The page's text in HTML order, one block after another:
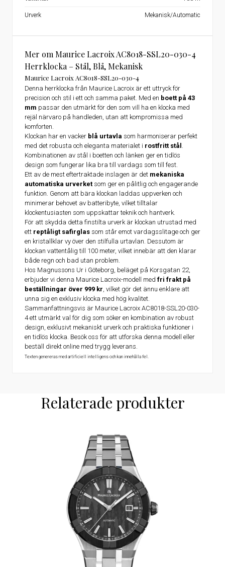
Mer om Maurice Lacroix AC8018-SSL20-030-4
Herrklocka – Stål, Blå, Mekanisk
Maurice Lacroix AC8018-SSL20-030-4
Denna herrklocka från Maurice Lacroix är ett uttryck för
precision och stil i ett och samma paket. Med en boett på 43
mm passar den utmärkt för den som vill ha en klocka med
rejäl närvaro på handleden, utan att kompromissa med
komforten.
Klockan har en vacker blå urtavla som harmoniserar perfekt
med det robusta och eleganta materialet i rostfritt stål .
Kombinationen av stål i boetten och länken ger en tidlös
design som fungerar lika bra till vardags som till fest.
Ett av de mest eftertraktade inslagen är det mekaniska
automatiska urverket som ger en pålitlig och engagerande
funktion. Genom att bära klockan laddas uppverken och
minimerar behovet av batteribyte, vilket tilltalar
klockentusiasten som uppskattar teknik och hantverk.
För att skydda detta finstilta urverk är klockan utrustad med
ett reptåligt safirglas som står emot vardagsslitage och ger
en kristallklar vy över den stilfulla urtavlan. Dessutom är
klockan vattentålig till 100 meter, vilket innebär att den klarar
både regn och bad utan problem.
Hos Magnussons Ur i Göteborg, beläget på Korsgatan 22,
erbjuder vi denna Maurice Lacroix-modell med fri frakt på
beställningar över 999 kr, vilket gör det ännu enklare att
unna sig en exklusiv klocka med hög kvalitet.
Sammanfattningsvis är Maurice Lacroix AC8018-SSL20-030-
4 ett utmärkt val för dig som söker en kombination av robust
design, exklusivt mekaniskt urverk och praktiska funktioner i
en tidlös klocka. Besök oss för att utforska denna modell eller
beställ direkt online med trygg leverans.
Texten genereras med artificiell intelligens och kan innehålla fel.
Urverk Mekanisk/Automatic
Relaterade produkter